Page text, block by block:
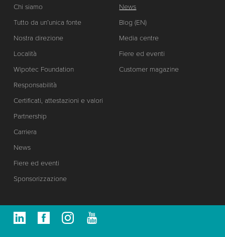
Chi siamo
Tutto da un’unica fonte
Nostra direzione
Località
Wipotec Foundation
Responsabilità
Certificati, attestazioni e valori
Partnership
Carriera
News
Fiere ed eventi
Sponsorizzazione
News
Blog (EN)
Media centre
Fiere ed eventi
Customer magazine